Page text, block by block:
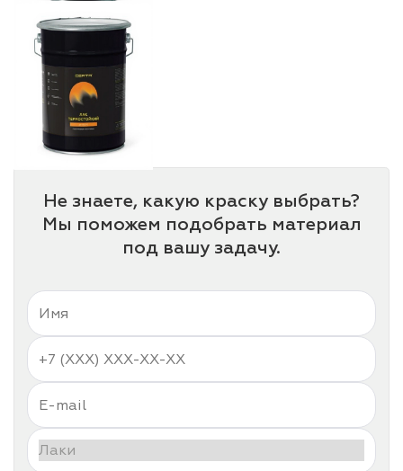
Не знаете, какую краску выбрать?
Мы поможем подобрать материал
под вашу задачу.